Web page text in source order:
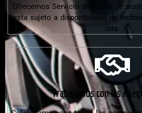
Ofrecemos Servicio de coche de
esta sujeto a disponibilidad de
cita.
Trabajamos con las